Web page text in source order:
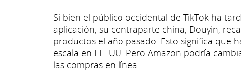
Si bien el público occidental de TikTok ha
aplicación, su contraparte china, Douyin,
productos el año pasado. Esto significa que
escala en EE. UU. Pero Amazon podría
las compras en línea.